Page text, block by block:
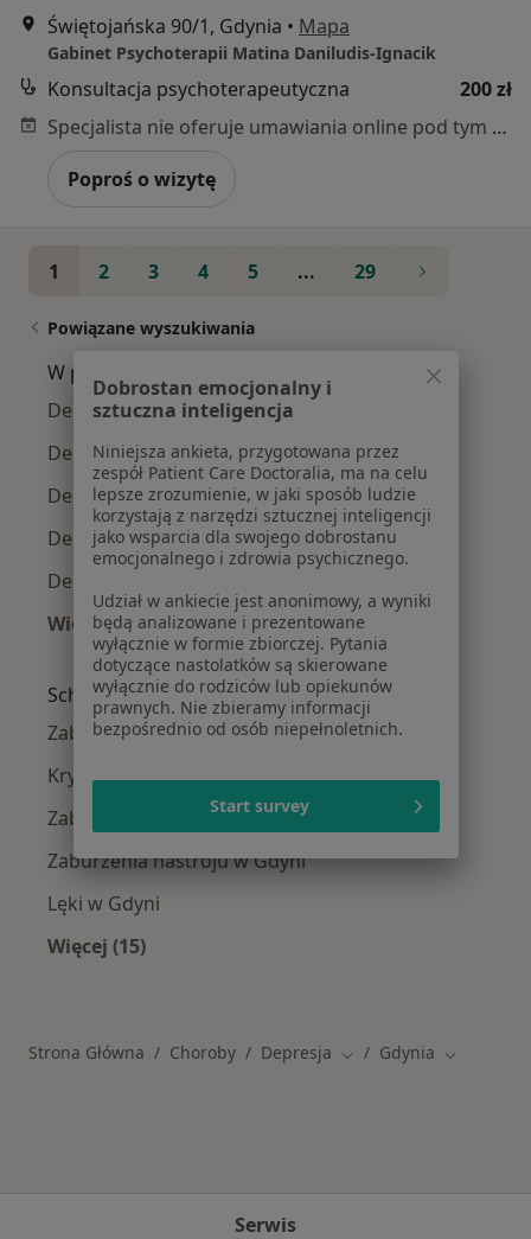
Świętojańska 90/1, Gdynia • Mapa
Gabinet Psychoterapii Matina Daniludis-Ignacik
Konsultacja psychoterapeutyczna
200 zł
Specjalista nie oferuje umawiania online pod tym adresem.
Poproś o wizytę
1 2 3 4 5 ... 29
Powiązane wyszukiwania
W pobliżu Gdyni
Depresja w Gdańsku
Depresja w Sopocie
Depresja w Wejherowie
Depresja w Pruszczu Gdańskim
Depresja w Rumi
Więcej (13)
Więcej w kategorii: W pobliżu Gdyni
Schorzenia w Gdyni
Zaburzenia emocjonalne w Gdyni
Kryzys emocjonalny w Gdyni
Zaburzenia lękowe w Gdyni
Zaburzenia nastroju w Gdyni
Lęki w Gdyni
Więcej (15)
Strona Główna Choroby Depresja Zmień miasto
Gdynia Zmień
Serwis
Dobrostan emocjonalny i
sztuczna inteligencja
Niniejsza ankieta, przygotowana przez
zespół Patient Care Doctoralia, ma na celu
lepsze zrozumienie, w jaki sposób ludzie
korzystają z narzędzi sztucznej inteligencji
jako wsparcia dla swojego dobrostanu
emocjonalnego i zdrowia psychicznego.
Udział w ankiecie jest anonimowy, a wyniki
będą analizowane i prezentowane
wyłącznie w formie zbiorczej. Pytania
dotyczące nastolatków są skierowane
wyłącznie do rodziców lub opiekunów
prawnych. Nie zbieramy informacji
bezpośrednio od osób niepełnoletnich.
Start survey